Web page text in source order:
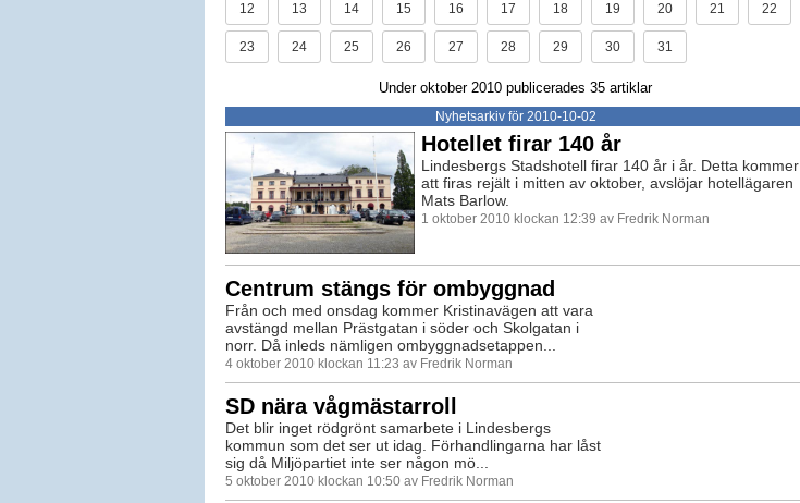
12 13 14 15 16 17 18 19 20 21 22
23 24 25 26 27 28 29 30 31
Under oktober 2010 publicerades 35 artiklar
Nyhetsarkiv för 2010-10-02
Hotellet firar 140 år
Lindesbergs Stadshotell firar 140 år i år. Detta kommer
att firas rejält i mitten av oktober, avslöjar hotellägaren
Mats Barlow.
1 oktober 2010 klockan 12:39 av Fredrik Norman
Centrum stängs för ombyggnad
Från och med onsdag kommer Kristinavägen att vara
avstängd mellan Prästgatan i söder och Skolgatan i
norr. Då inleds nämligen ombyggnadsetappen...
4 oktober 2010 klockan 11:23 av Fredrik Norman
SD nära vågmästarroll
Det blir inget rödgrönt samarbete i Lindesbergs
kommun som det ser ut idag. Förhandlingarna har låst
sig då Miljöpartiet inte ser någon mö...
5 oktober 2010 klockan 10:50 av Fredrik Norman